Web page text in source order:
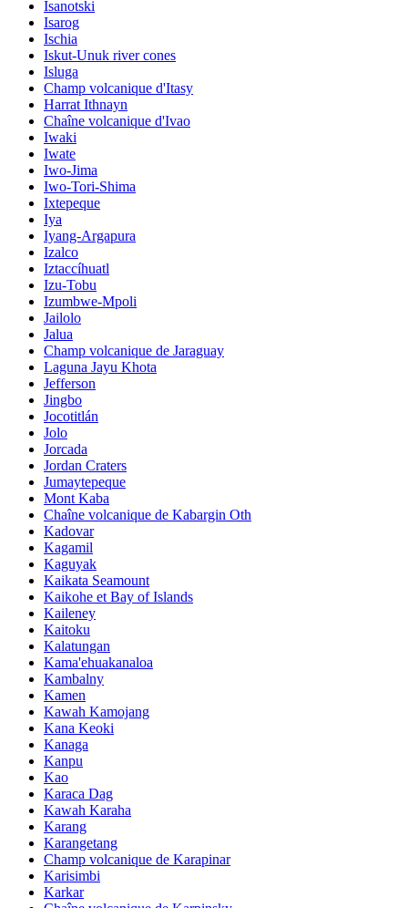
Isanotski
Isarog
Ischia
Iskut-Unuk river cones
Isluga
Champ volcanique d'Itasy
Harrat Ithnayn
Chaîne volcanique d'Ivao
Iwaki
Iwate
Iwo-Jima
Iwo-Tori-Shima
Ixtepeque
Iya
Iyang-Argapura
Izalco
Iztaccíhuatl
Izu-Tobu
Izumbwe-Mpoli
Jailolo
Jalua
Champ volcanique de Jaraguay
Laguna Jayu Khota
Jefferson
Jingbo
Jocotitlán
Jolo
Jorcada
Jordan Craters
Jumaytepeque
Mont Kaba
Chaîne volcanique de Kabargin Oth
Kadovar
Kagamil
Kaguyak
Kaikata Seamount
Kaikohe et Bay of Islands
Kaileney
Kaitoku
Kalatungan
Kama'ehuakanaloa
Kambalny
Kamen
Kawah Kamojang
Kana Keoki
Kanaga
Kanpu
Kao
Karaca Dag
Kawah Karaha
Karang
Karangetang
Champ volcanique de Karapinar
Karisimbi
Karkar